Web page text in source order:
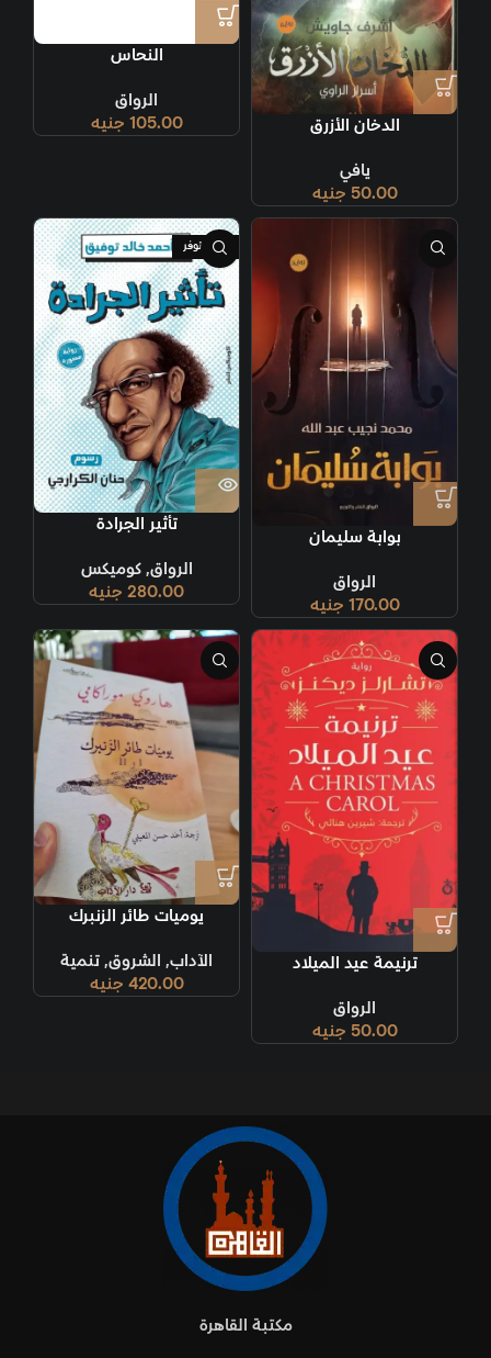
الدخان الأزرق
يافي
50.00 جنيه
النحاس
الرواق
105.00 جنيه
بوابة سليمان
الرواق
170.00 جنيه
غير متوفر
تأثير الجرادة
الرواق,كوميكس
280.00 جنيه
ترنيمة عيد الميلاد
الرواق
50.00 جنيه
يوميات طائر الزنبرك
الآداب, الشروق, تنمية
420.00 جنيه
مكتبة القاهرة